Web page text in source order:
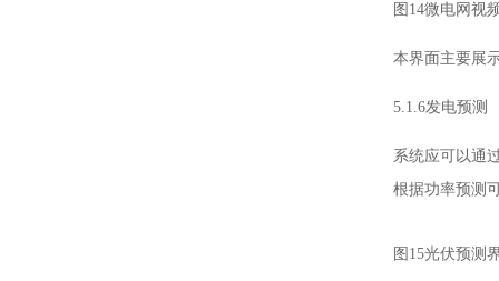
图14微电网视
本界面主要展
5.1.6发电预测
系统应可以通
根据功率预测
图15光伏预测